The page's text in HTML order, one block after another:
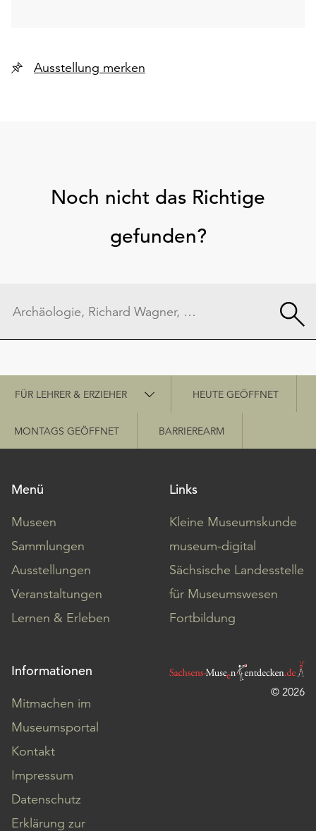
Ausstellung merken
Noch nicht das Richtige
gefunden?
Schnellzugriff
FÜR LEHRER & ERZIEHER HEUTE GEÖFFNET
MONTAGS GEÖFFNET BARRIEREARM
Menü
Museen
Sammlungen
Ausstellungen
Veranstaltungen
Lernen & Erleben
Links
Kleine Museumskunde
museum-digital
Sächsische Landesstelle
für Museumswesen
Fortbildung
Informationen
Mitmachen im
Museumsportal
Kontakt
Impressum
Datenschutz
Erklärung zur
© 2026